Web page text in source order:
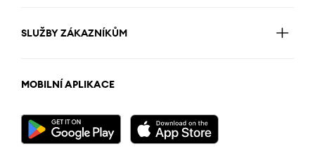
SLUŽBY ZÁKAZNÍKŮM
MOBILNÍ APLIKACE